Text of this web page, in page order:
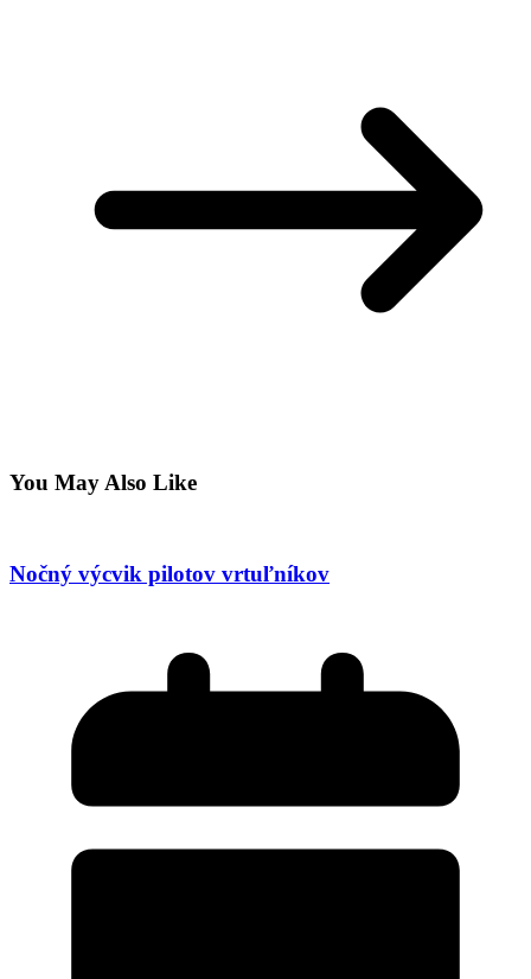
You May Also Like
Nočný výcvik pilotov vrtuľníkov